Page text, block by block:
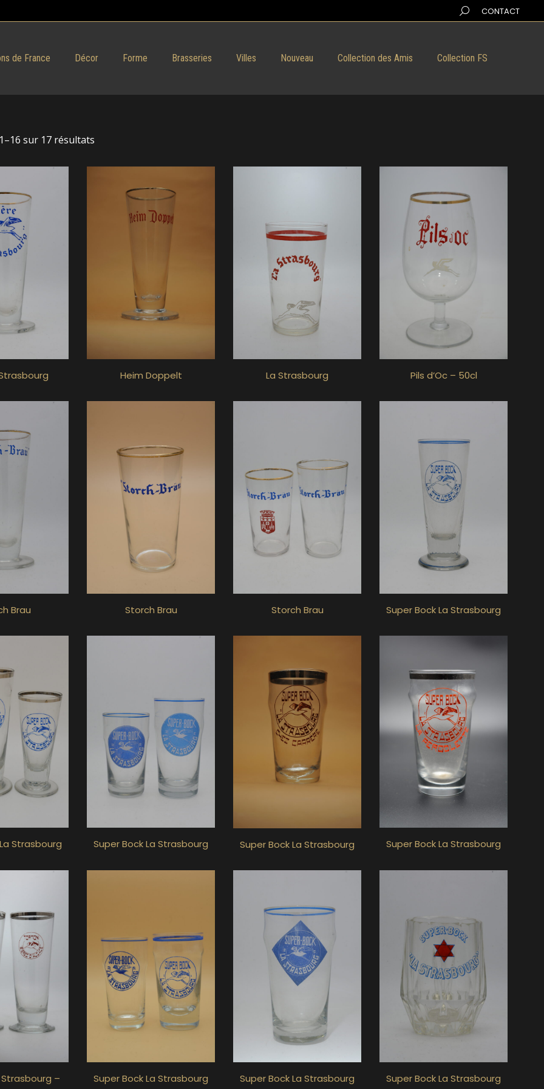
Search:CONTACT
de France Décor Forme Brasseries Villes Nouveau Collection des Amis Collection FS
sur 17 résultats
Heim Doppelt La Strasbourg Pils d’Oc – 50cl
Brau Storch Brau Storch Brau Super Bock La Strasbourg
Strasbourg Super Bock La Strasbourg Super Bock La Strasbourg Super Bock La Strasbourg
–
Super Bock La Strasbourg Super Bock La Strasbourg Super Bock La Strasbourg